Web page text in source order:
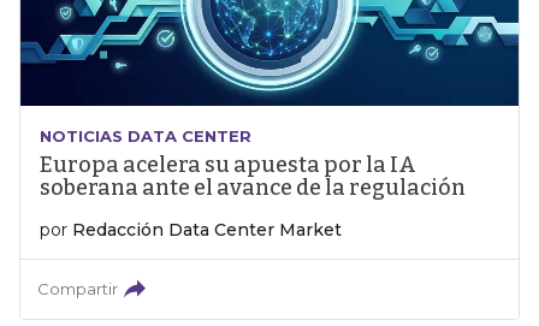
NOTICIAS DATA CENTER
Europa acelera su apuesta por la IA
soberana ante el avance de la regulación
por Redacción Data Center Market
Compartir